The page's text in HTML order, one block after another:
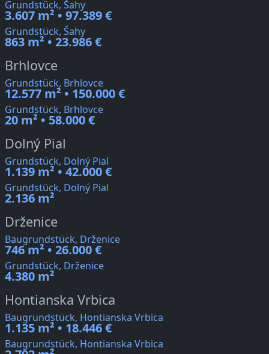
Grundstück, Šahy
3.607 m² • 97.389 €
Grundstück, Šahy
863 m² • 23.986 €
Brhlovce
Grundstück, Brhlovce
12.577 m² • 150.000 €
Grundstück, Brhlovce
20 m² • 58.000 €
Dolný Pial
Grundstück, Dolný Pial
1.139 m² • 42.000 €
Grundstück, Dolný Pial
2.136 m²
Drženice
Baugrundstück, Drženice
746 m² • 26.000 €
Grundstück, Drženice
4.380 m²
Hontianska Vrbica
Baugrundstück, Hontianska Vrbica
1.135 m² • 18.446 €
Baugrundstück, Hontianska Vrbica